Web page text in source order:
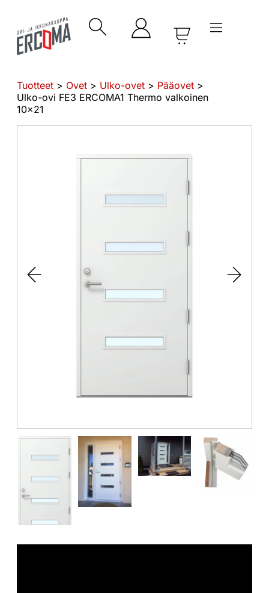
Tuotteet > Ovet > Ulko-ovet > Pääovet >
Ulko-ovi FE3 ERCOMA1 Thermo valkoinen
10×21